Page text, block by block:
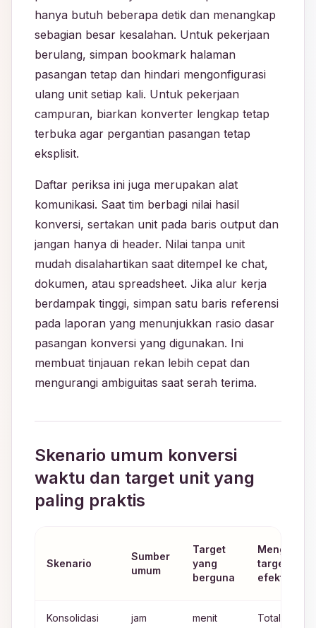
hanya butuh beberapa detik dan menangkap
sebagian besar kesalahan. Untuk pekerjaan
berulang, simpan bookmark halaman
pasangan tetap dan hindari mengonfigurasi
ulang unit setiap kali. Untuk pekerjaan
campuran, biarkan konverter lengkap tetap
terbuka agar pergantian pasangan tetap
eksplisit.
Daftar periksa ini juga merupakan alat
komunikasi. Saat tim berbagi nilai hasil
konversi, sertakan unit pada baris output dan
jangan hanya di header. Nilai tanpa unit
mudah disalahartikan saat ditempel ke chat,
dokumen, atau spreadsheet. Jika alur kerja
berdampak tinggi, simpan satu baris referensi
pada laporan yang menunjukkan rasio dasar
pasangan konversi yang digunakan. Ini
membuat tinjauan rekan lebih cepat dan
mengurangi ambiguitas saat serah terima.
Skenario umum konversi
waktu dan target unit yang
paling praktis
Skenario
Sumber
umum
Target
yang
berguna
Mengapa
target ini
efektif
Konsolidasi
jam menit
Total tingkat